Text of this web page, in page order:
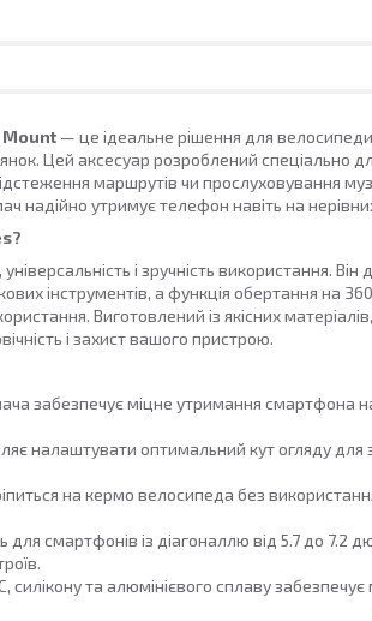
Mount — це ідеальне рішення для
Цей аксесуар розроблений спеціально
маршрутів чи прослуховування
надійно утримує телефон навіть на
і зручність використання. Він
інструментів, а функція обертання на
Виготовлений із якісних матеріалів,
і захист вашого пристрою.
забезпечує міцне утримання смартфона
налаштувати оптимальний кут огляду для
на кермо велосипеда без
для смартфонів із діагоналлю від 5.7 до 7.2
силікону та алюмінієвого сплаву забезпечує